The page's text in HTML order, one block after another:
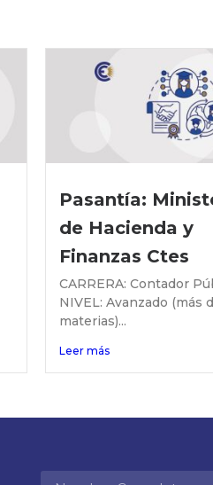
Pasantía:
de Hacienda y
Finanzas Ctes
CARRERA: Contador
NIVEL: Avanzado (más
materias)...
Leer más